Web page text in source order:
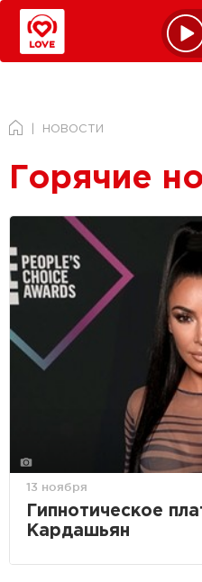
НОВОСТИ
Горячие
13 ноября
Гипнотическое
Кардашьян